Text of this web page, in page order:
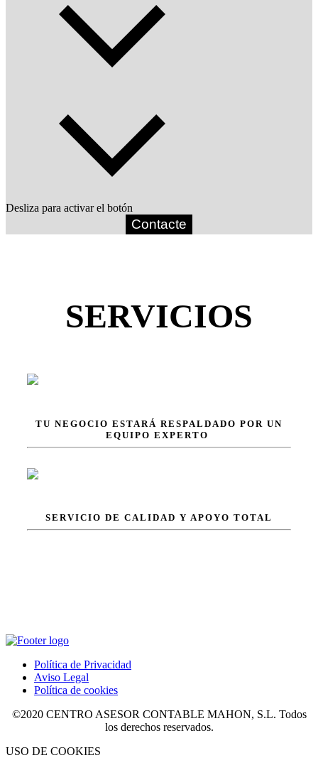
Desliza para activar el botón
Contacte
SERVICIOS
Infórmate
TU NEGOCIO ESTARÁ RESPALDADO POR UN
EQUIPO EXPERTO
SERVICIO DE CALIDAD Y APOYO TOTAL
Política de Privacidad
Aviso Legal
Política de cookies
©2020 CENTRO ASESOR CONTABLE MAHON, S.L. Todos
los derechos reservados.
USO DE COOKIES